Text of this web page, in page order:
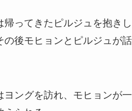
帰ってきたピルジュを抱き
の後モヒョンとピルジュが
ヨングを訪れ、モヒョンが